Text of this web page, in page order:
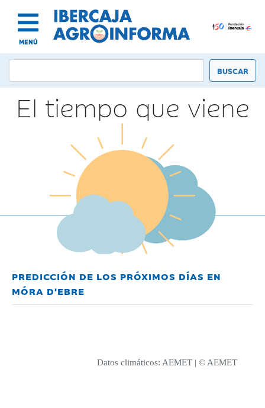
MENÚ
El tiempo que viene
PREDICCIÓN DE LOS PRÓXIMOS DÍAS EN
MÓRA D'EBRE
Datos climáticos: AEMET | © AEMET